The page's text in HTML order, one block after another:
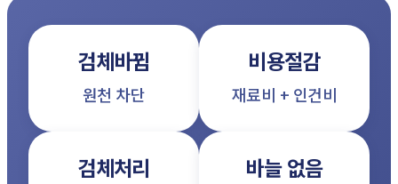
검체바뀜
원천 차단
비용절감
재료비 + 인건비
검체처리 바늘 없음